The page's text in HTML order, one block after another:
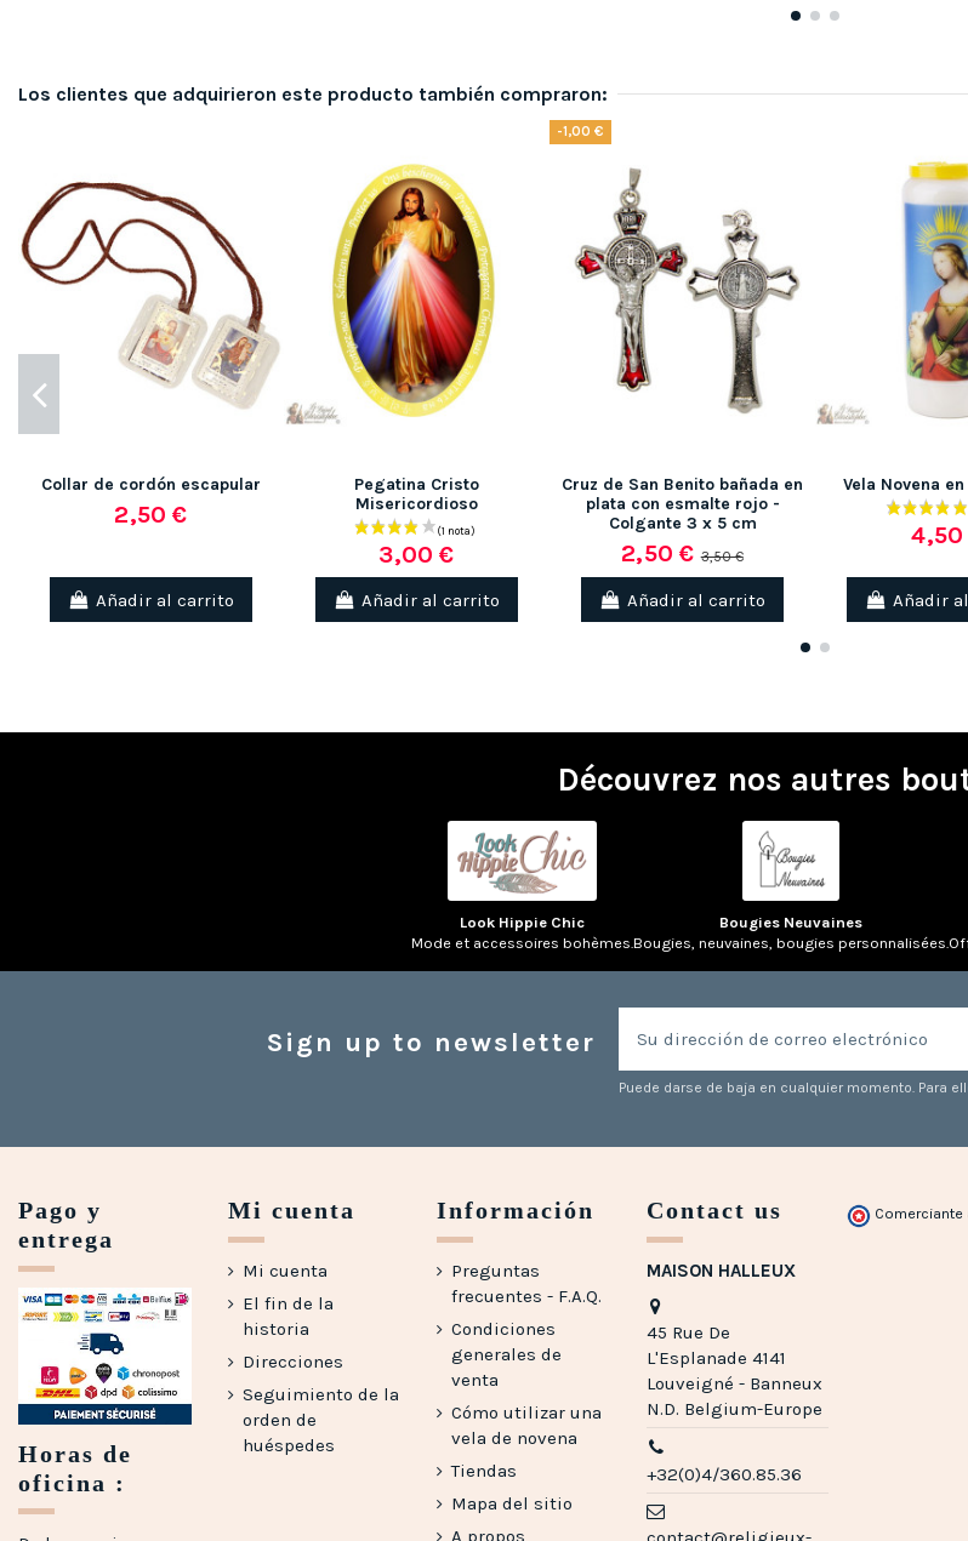
(1 nota)
Los clientes que adquirieron este producto también compraron:
Collar de cordón escapular
2,50 €
Añadir al carrito
Pegatina Cristo
Misericordioso
3,00 €
Añadir al carrito
-1,00 €
Cruz de San Benito bañada en
plata con esmalte rojo -
Colgante 3 x 5 cm
2,50 €3,50 €
Añadir al carrito
Vela Novena
4,50
Añadir
Découvrez nos autres
Look Hippie Chic
Mode et accessoires bohèmes.
Bougies Neuvaines
Bougies, neuvaines, bougies personnalisées.
Sign up to newsletter
Puede darse de baja en cualquier momento. Para
Pago y
entrega
Horas de
oficina :
Mi cuenta
Mi cuenta
El fin de la
historia
Direcciones
Seguimiento de la
orden de
huéspedes
Información
Preguntas
frecuentes - F.A.Q.
Condiciones
generales de
venta
Cómo utilizar una
vela de novena
Tiendas
Mapa del sitio
A propos
Contact us
MAISON HALLEUX
45 Rue De
L'Esplanade 4141
Louveigné - Banneux
N.D. Belgium-Europe
+32(0)4/360.85.36
Comerciante